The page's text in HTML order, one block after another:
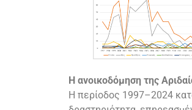
Η ανοικοδόμηση της
Η περίοδος 1997–2024